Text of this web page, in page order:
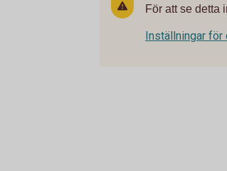
För att se detta
Inställningar